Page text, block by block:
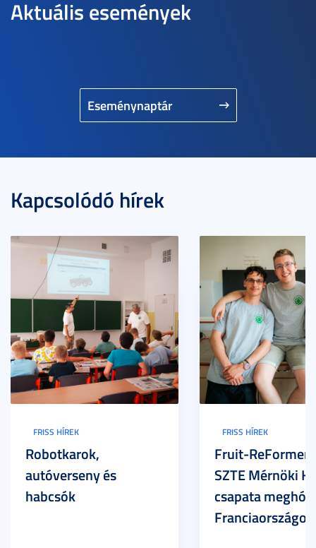
Aktuális események
Eseménynaptár
Kapcsolódó hírek
FRISS HÍREK
Robotkarok,
autóverseny és
habcsók
FRISS HÍREK
Fruit-
SZTE Mérnöki
csapata
Franciaországot